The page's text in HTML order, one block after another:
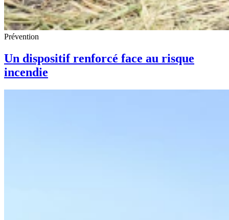
Prévention
Un dispositif renforcé face au risque
incendie